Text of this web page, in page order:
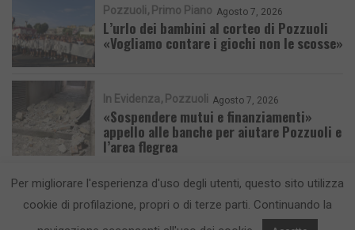
Pozzuoli Primo Piano Agosto 7, 2026
L’urlo dei bambini al corteo di Pozzuoli
«Vogliamo contare i giochi non le scosse»
In Evidenza Pozzuoli Agosto 7, 2026
«Sospendere mutui e finanziamenti»
appello alle banche per aiutare Pozzuoli e
l’area flegrea
Per migliorare l'esperienza d'uso degli utenti, questo sito utilizza
cookie di profilazione, propri o di terze parti. Continuando la